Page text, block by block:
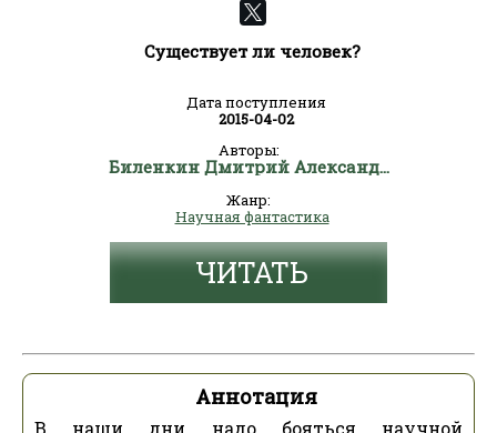
Существует ли человек?
Дата поступления
2015-04-02
Авторы:
Биленкин Дмитрий Александрович
Жанр:
Научная фантастика
ЧИТАТЬ
Аннотация
В наши дни надо бояться научной